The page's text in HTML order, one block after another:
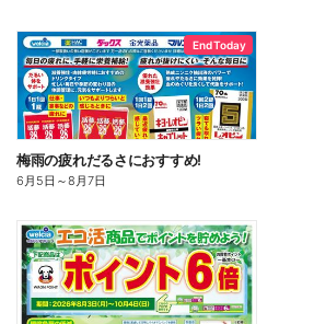
End Today
梅雨の疲れだるさにおすすめ!
6月5日 ～8月7日